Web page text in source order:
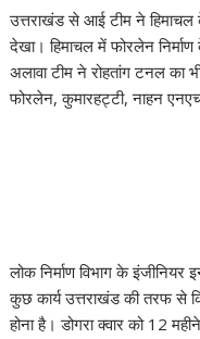
उत्तराखंड से आई टीम ने
देखा। हिमाचल में फोरलेन
अलावा टीम ने रोहतांग टनल का
फोरलेन, कुमारहट्टी, नाहन
लोक निर्माण विभाग के
कुछ कार्य उत्तराखंड की तरफ से
होना है। डोगरा क्वार को 12